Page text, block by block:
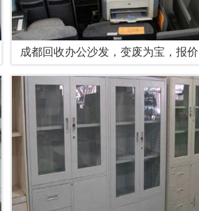
成都回收办公沙发，变废为宝，报价